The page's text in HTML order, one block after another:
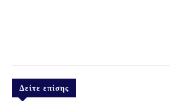
Δείτε επίσης